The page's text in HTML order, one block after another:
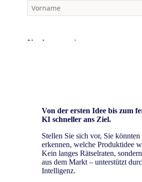
Von der ersten Idee bis zum
KI schneller ans Ziel.
Stellen Sie sich vor, Sie
erkennen, welche Produktidee
Kein langes Rätselraten,
aus dem Markt – unterstützt
Intelligenz.